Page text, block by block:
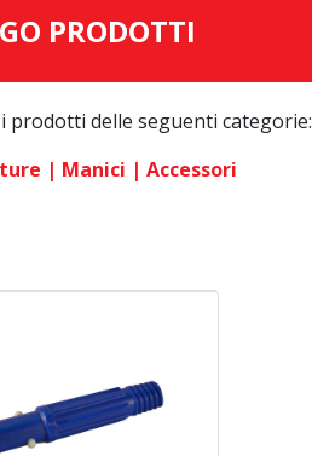
PRODOTTI
prodotti delle seguenti categorie:
| Manici | Accessori